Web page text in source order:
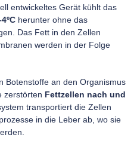
entwickeltes Gerät kühlt das
herunter ohne das
Das Fett in den Zellen
werden in der Folge
Botenstoffe an den Organismus
zerstörten Fettzellen nach und
transportiert die Zellen
in die Leber ab, wo sie